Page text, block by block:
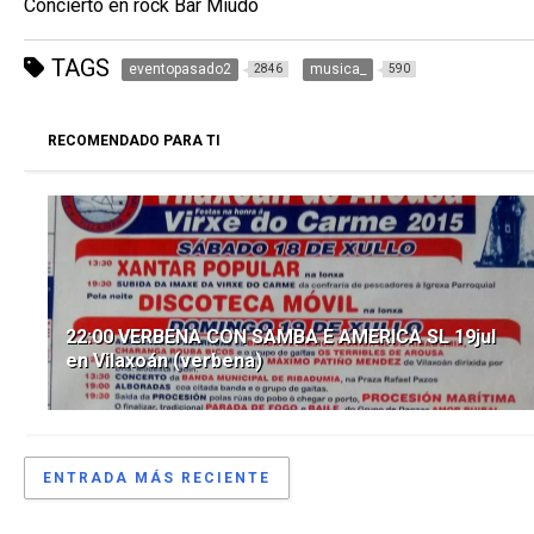
Concierto en rock Bar Miudo
TAGS eventopasado2 2846 musica_ 590
RECOMENDADO PARA TI
22:00 VERBENA CON SAMBA E AMERICA SL 19jul
en Vilaxoán (verbena)
ENTRADA MÁS RECIENTE